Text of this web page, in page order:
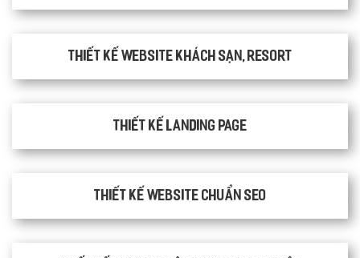
Thiết kế website khách sạn, resort
Thiết kế Landing Page
Thiết kế website chuẩn SEO